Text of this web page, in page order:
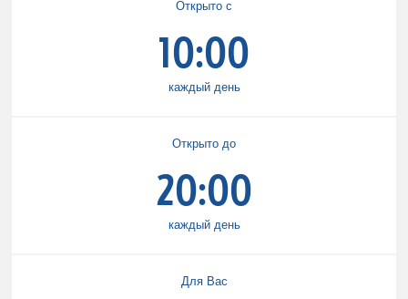
Открыто с
10:00
каждый день
Открыто до
20:00
каждый день
Для Вас